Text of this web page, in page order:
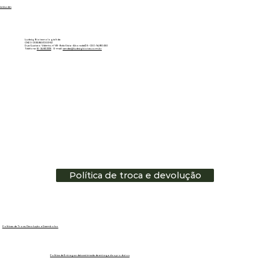
Política de Entrega e data estimada de entrega dos produtos
Políticas de Troca, Devolução e Reembolso
Ludwig Biotecnologia ltda
CNPJ: 01.151.850/0001-53
Rua Gustavo Valente, nº 69 - Bela Vista - Alvorada/RS - CEP: 94810-250
Telefone: 51 - 3483.3335E-mail: vendas@ludwigbiotec.com.br
Linkedin
Política de troca e devolução